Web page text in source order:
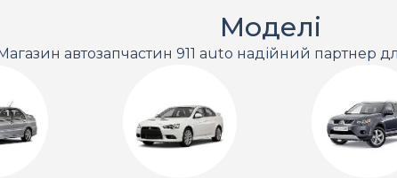
Моделі
автозапчастин 911 auto надійний партнер